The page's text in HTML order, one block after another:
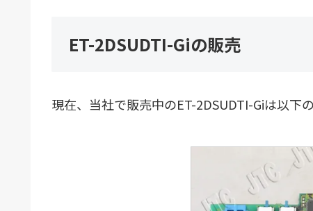
ET-2DSUDTI-Giの販売
現在、当社で販売中のET-2DSUDTI-Giは以下の